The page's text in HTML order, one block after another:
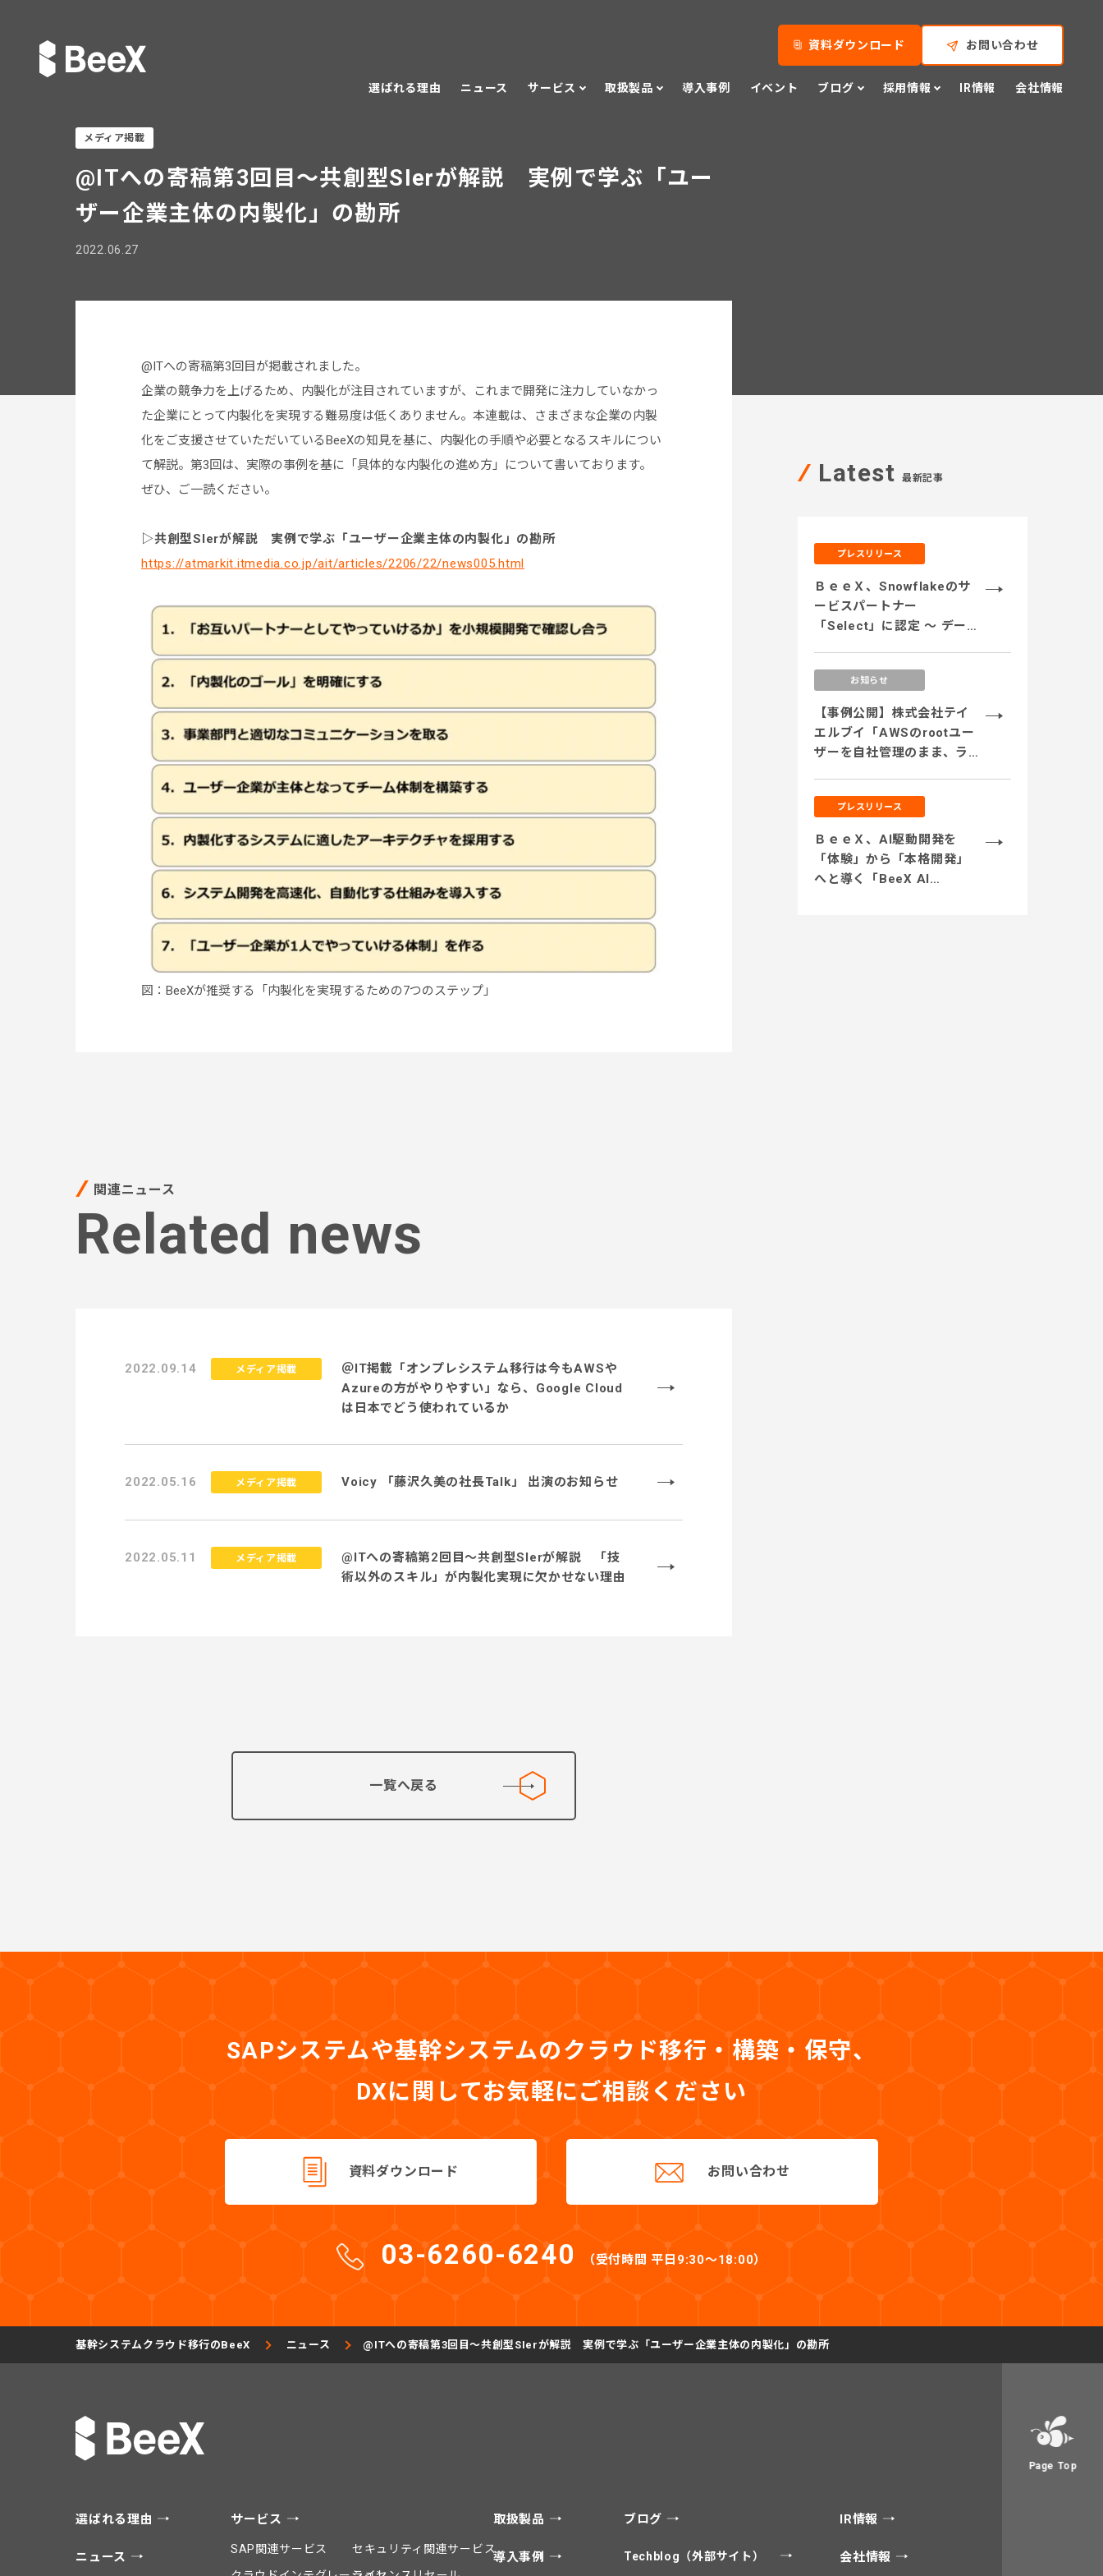
選ばれる理由 ニュース サービス 取扱製品 導入事例 イベント ブログ 採用情報 IR情報 会社情報
資料ダウンロード お問い合わせ
メディア掲載
@ITへの寄稿第3回目〜共創型SIerが解説 実例で学ぶ「ユー
ザー企業主体の内製化」の勘所
2022.06.27
@ITへの寄稿第3回目が掲載されました。
企業の競争力を上げるため、内製化が注目されていますが、これまで開発に注力していなかっ
た企業にとって内製化を実現する難易度は低くありません。本連載は、さまざまな企業の内製
化をご支援させていただいているBeeXの知見を基に、内製化の手順や必要となるスキルについ
て解説。第3回は、実際の事例を基に「具体的な内製化の進め方」について書いております。
ぜひ、ご一読ください。
▷共創型SIerが解説 実例で学ぶ「ユーザー企業主体の内製化」の勘所
https://atmarkit.itmedia.co.jp/ait/articles/2206/22/news005.html
図：BeeXが推奨する「内製化を実現するための7つのステップ」
関連ニュース
Related news
2022.09.14 メディア掲載
＠IT掲載「オンプレシステム移行は今もAWSや
Azureの方がやりやすい」なら、Google Cloud
は日本でどう使われているか
2022.05.16 メディア掲載 Voicy 「藤沢久美の社長Talk」 出演のお知らせ
2022.05.11 メディア掲載
@ITへの寄稿第2回目〜共創型SIerが解説 「技
術以外のスキル」が内製化実現に欠かせない理由
一覧へ戻る
Latest 最新記事
プレスリリース
ＢｅｅＸ、Snowflakeのサ
ービスパートナー
「Select」に認定 ～ データ
適化、生成AI活用に対応す
るサービス体制を強化 ～
お知らせ
【事例公開】株式会社テイ
エルブイ「AWSのrootユー
ザーを自社管理のまま、ライ
スト削減を実現」
プレスリリース
ＢｅｅＸ、AI駆動開発を
「体験」から「本格開発」
へと導く「BeeX AI
SAPシステムや基幹システムのクラウド移行・構築・保守、
DXに関してお気軽にご相談ください
資料ダウンロード お問い合わせ
03-6260-6240 （受付時間 平日9:30〜18:00）
基幹システムクラウド移行のBeeX ニュース @ITへの寄稿第3回目〜共創型SIerが解説 実例で学ぶ「ユーザー企業主体の内製化」の勘所
選ばれる理由
ニュース
サービス
SAP関連サービス
セキュリティ関連サービス
取扱製品
導入事例
ブログ
Techblog（外部サイト）
IR情報
会社情報
Page Top